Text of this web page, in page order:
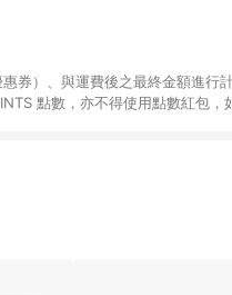
點數，亦不得使用點數紅包
市場銷售網頁不符，以銷售網頁標示